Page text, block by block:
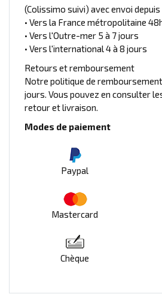
(Colissimo suivi) avec envoi depuis
• Vers la France métropolitaine
• Vers l'Outre-mer 5 à 7 jours
• Vers l'international 4 à 8 jours
Retours et remboursement
Notre politique de
jours. Vous pouvez en consulter
retour et livraison.
Modes de paiement
Paypal
Mastercard
Chèque